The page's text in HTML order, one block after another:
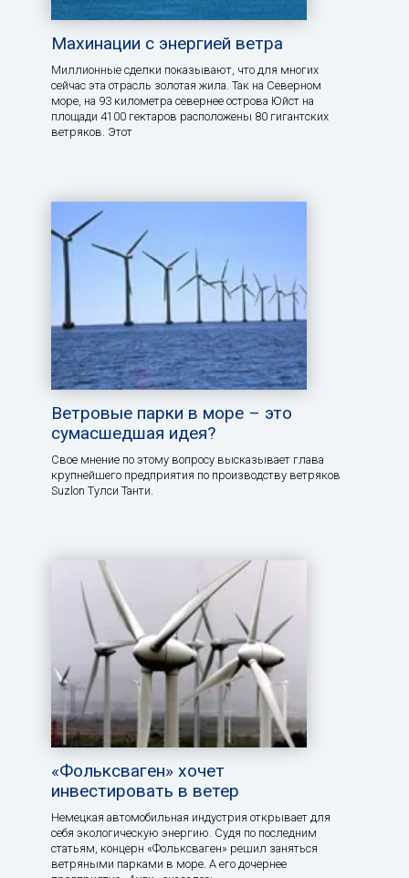
Махинации с энергией ветра
Миллионные сделки показывают, что для многих
сейчас эта отрасль золотая жила. Так на Северном
море, на 93 километра севернее острова Юйст на
площади 4100 гектаров расположены 80 гигантских
ветряков. Этот
Ветровые парки в море – это
сумасшедшая идея?
Свое мнение по этому вопросу высказывает глава
крупнейшего предприятия по производству ветряков
Suzlon Тулси Танти.
«Фольксваген» хочет
инвестировать в ветер
Немецкая автомобильная индустрия открывает для
себя экологическую энергию. Судя по последним
статьям, концерн «Фольксваген» решил заняться
ветряными парками в море. А его дочернее